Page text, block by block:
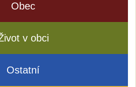
Obec
v obci
Ostatní